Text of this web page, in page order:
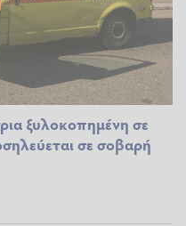
ξυλοκοπημένη σε
σε σοβαρή